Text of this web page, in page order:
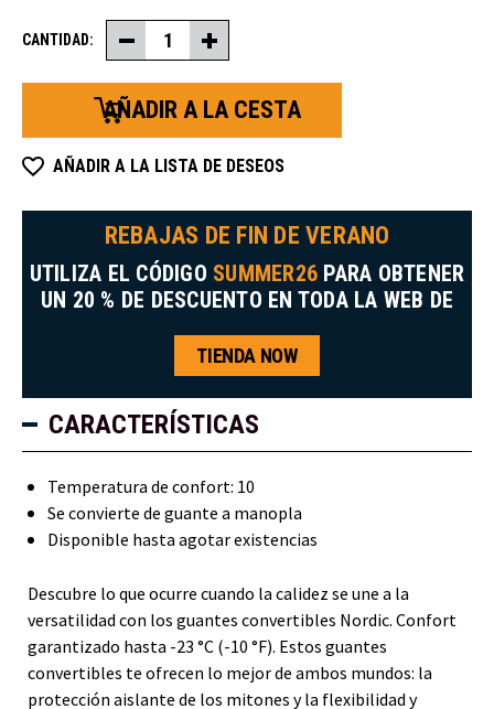
CANTIDAD: Disminuir
la
cantidad
de
manoplas
nórdicas
Aumentar
la
cantidad
manoplas
nórdicas
AÑADIR A LA LISTA DE DESEOS
REBAJAS DE FIN DE VERANO
UTILIZA EL CÓDIGO SUMMER26 PARA OBTENER
UN 20 % DE DESCUENTO EN TODA LA WEB DE
TIENDA NOW
CARACTERÍSTICAS
Temperatura de confort: 10
Se convierte de guante a manopla
Disponible hasta agotar existencias
Descubre lo que ocurre cuando la calidez se une a la
versatilidad con los guantes convertibles Nordic. Confort
garantizado hasta -23 °C (-10 °F). Estos guantes
convertibles te ofrecen lo mejor de ambos mundos: la
protección aislante de los mitones y la flexibilidad y